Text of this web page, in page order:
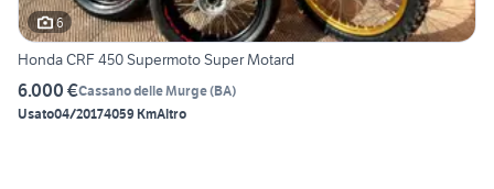
6
Honda CRF 450 Supermoto Super Motard
6.000 €Cassano delle Murge(BA)
Usato04/20174059 KmAltro